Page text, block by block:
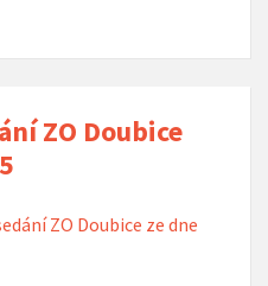
ZO Doubice
ZO Doubice ze dne